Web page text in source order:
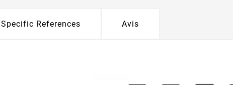
Specific References Avis